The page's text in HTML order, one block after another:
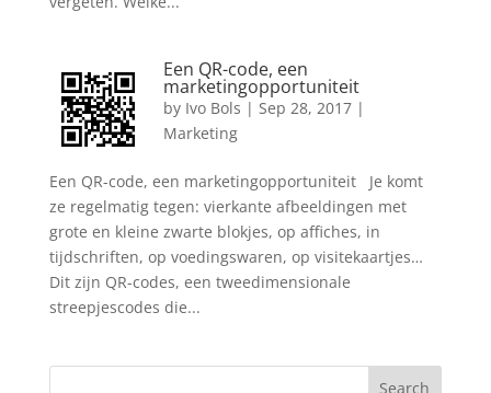
Een QR-code, een
marketingopportuniteit
by Ivo Bols | Sep 28, 2017|
Marketing
Een QR-code, een marketingopportuniteit Je komt
ze regelmatig tegen: vierkante afbeeldingen met
grote en kleine zwarte blokjes, op affiches, in
tijdschriften, op voedingswaren, op visitekaartjes…
Dit zijn QR-codes, een tweedimensionale
streepjescodes die...